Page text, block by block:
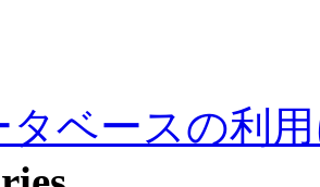
タベースの利